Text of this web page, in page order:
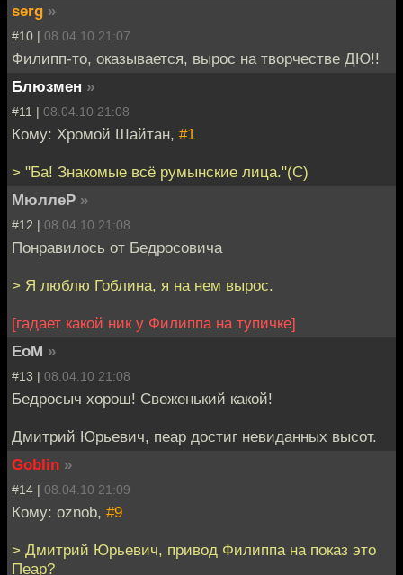
serg »
#10 | 08.04.10 21:07
Филипп-то, оказывается, вырос на творчестве ДЮ!!
Блюзмен »
#11 | 08.04.10 21:08
Кому: Хромой Шайтан, #1
> "Ба! Знакомые всё румынские лица."(С)
МюллеР »
#12 | 08.04.10 21:08
Понравилось от Бедросовича
> Я люблю Гоблина, я на нем вырос.
[гадает какой ник у Филиппа на тупичке]
EoM »
#13 | 08.04.10 21:08
Бедросыч хорош! Свеженький какой!
Дмитрий Юрьевич, пеар достиг невиданных высот.
Goblin »
#14 | 08.04.10 21:09
Кому: oznob, #9
> Дмитрий Юрьевич, привод Филиппа на показ это
Пеар?